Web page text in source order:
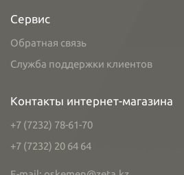
Сервис
Обратная связь
Служба поддержки клиентов
Контакты интернет-магазина
+7 (7232) 78-61-70
+7 (7232) 20 64 64